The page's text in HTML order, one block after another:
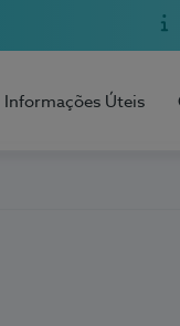
Informações Úteis